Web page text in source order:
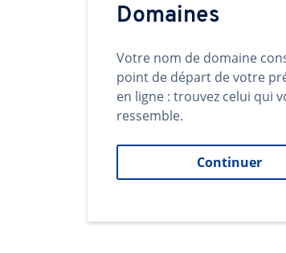
Domaines
Votre nom de domaine
point de départ de votre
en ligne : trouvez celui qui
ressemble.
Continuer